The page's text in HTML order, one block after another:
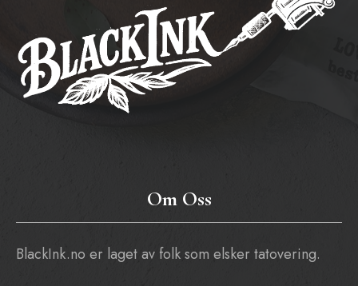
Om Oss
BlackInk.no er laget av folk som elsker tatovering.